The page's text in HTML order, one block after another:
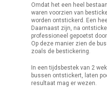
Omdat het een heel
waren voorzien van
worden ontstickerd. Een
Daarnaast zijn, na
professioneel gepoetst
Op deze manier zien de
zoals de bestickering.
In een tijdsbestek van 2
bussen ontstickert, laten
resultaat mag er wezen.